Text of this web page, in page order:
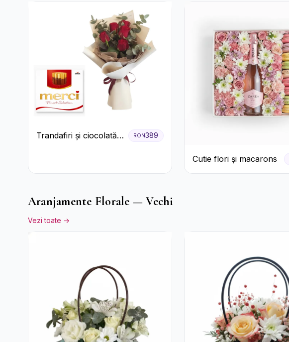
Trandafiri și ciocolată
RON389
Cutie flori și macarons
Aranjamente Florale — Vechi
Vezi toate →